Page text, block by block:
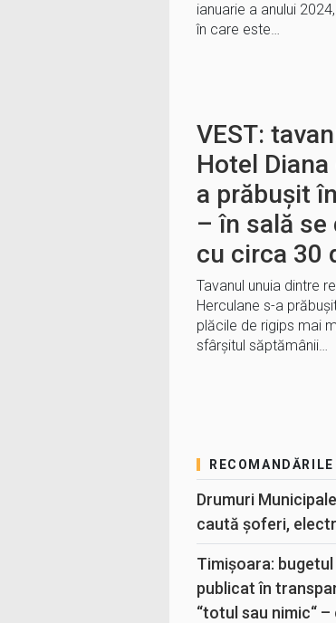
ianuarie a anului
în care este…
VEST:
Hotel
a prăbușit
– în sală
cu circa 30
Tavanul unuia dintre
Herculane s-a
plăcile de rigips mai
sfârșitul săptămânii…
Drumuri
caută șoferi,
Timișoara:
publicat în
“totul sau nimic“